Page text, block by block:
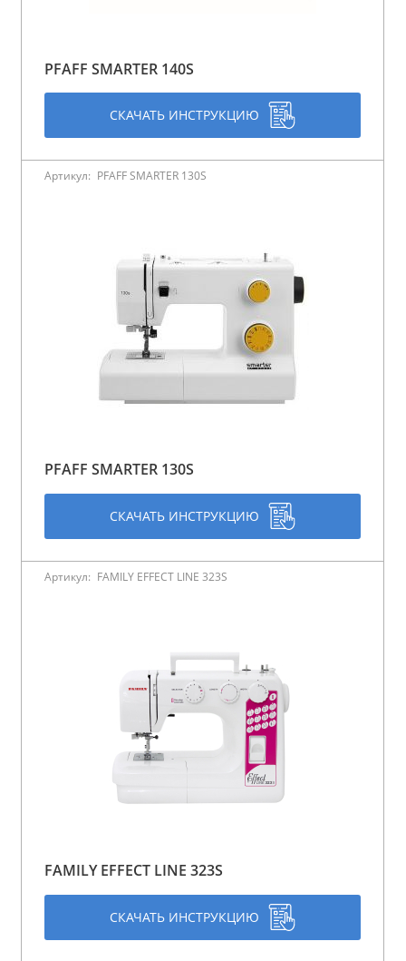
PFAFF SMARTER 140S
СКАЧАТЬ ИНСТРУКЦИЮ
Артикул: PFAFF SMARTER 130S
PFAFF SMARTER 130S
СКАЧАТЬ ИНСТРУКЦИЮ
Артикул: FAMILY EFFECT LINE 323S
FAMILY EFFECT LINE 323S
СКАЧАТЬ ИНСТРУКЦИЮ